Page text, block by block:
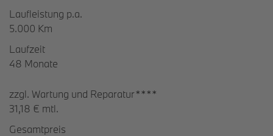
Laufleistung p.a.
5.000 Km
Laufzeit
48 Monate
zzgl. Wartung und Reparatur****
31,18 € mtl.
Gesamtpreis